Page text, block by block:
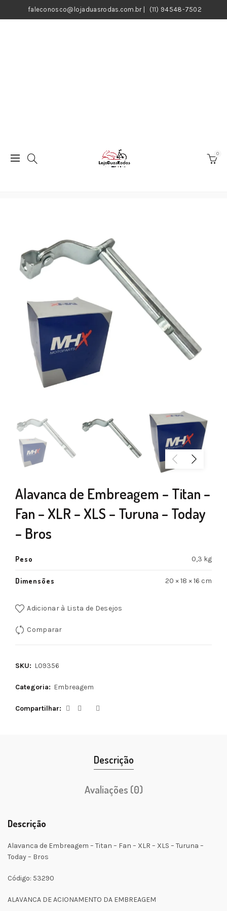
faleconosco@lojaduasrodas.com.br| (11) 94548-7502
0
Alavanca de Embreagem – Titan –
Fan – XLR – XLS – Turuna – Today
– Bros
Peso 0,3 kg
Dimensões 20 × 18 × 16 cm
Adicionar à Lista de Desejos
Comparar
SKU: L09356
Categoria: Embreagem
Compartilhar
Descrição
Avaliações (0)
Descrição
Alavanca de Embreagem – Titan – Fan – XLR – XLS – Turuna –
Today – Bros
Código: 53290
ALAVANCA DE ACIONAMENTO DA EMBREAGEM